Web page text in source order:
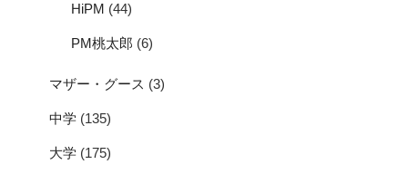
HiPM (44)
PM桃太郎 (6)
マザー・グース (3)
中学 (135)
大学 (175)